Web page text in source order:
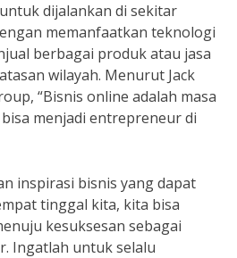
dijalankan di sekitar
memanfaatkan teknologi
berbagai produk atau jasa
wilayah. Menurut Jack
“Bisnis online adalah masa
menjadi entrepreneur di
inspirasi bisnis yang dapat
tinggal kita, kita bisa
kesuksesan sebagai
Ingatlah untuk selalu